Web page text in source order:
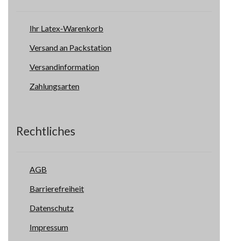
Ihr Latex-Warenkorb
Versand an Packstation
Versandinformation
Zahlungsarten
Rechtliches
AGB
Barrierefreiheit
Datenschutz
Impressum